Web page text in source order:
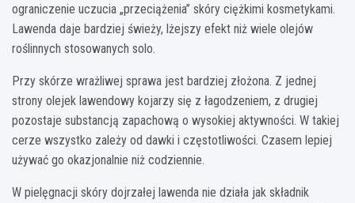
ograniczenie uczucia „przeciążenia” skóry ciężkimi kosmetykami.
Lawenda daje bardziej świeży, lżejszy efekt niż wiele olejów
roślinnych stosowanych solo.
Przy skórze wrażliwej sprawa jest bardziej złożona. Z jednej
strony olejek lawendowy kojarzy się z łagodzeniem, z drugiej
pozostaje substancją zapachową o wysokiej aktywności. W takiej
cerze wszystko zależy od dawki i częstotliwości. Czasem lepiej
używać go okazjonalnie niż codziennie.
W pielęgnacji skóry dojrzałej lawenda nie działa jak składnik